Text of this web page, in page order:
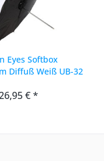
Eyes Softbox
Diffuß Weiß UB-32
€ *